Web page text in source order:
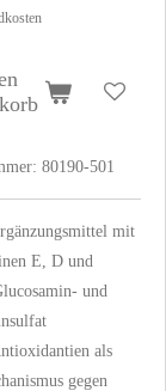
80190-501
mit
E, D und
und
als
gegen